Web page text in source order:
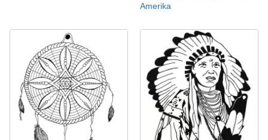
Amerika